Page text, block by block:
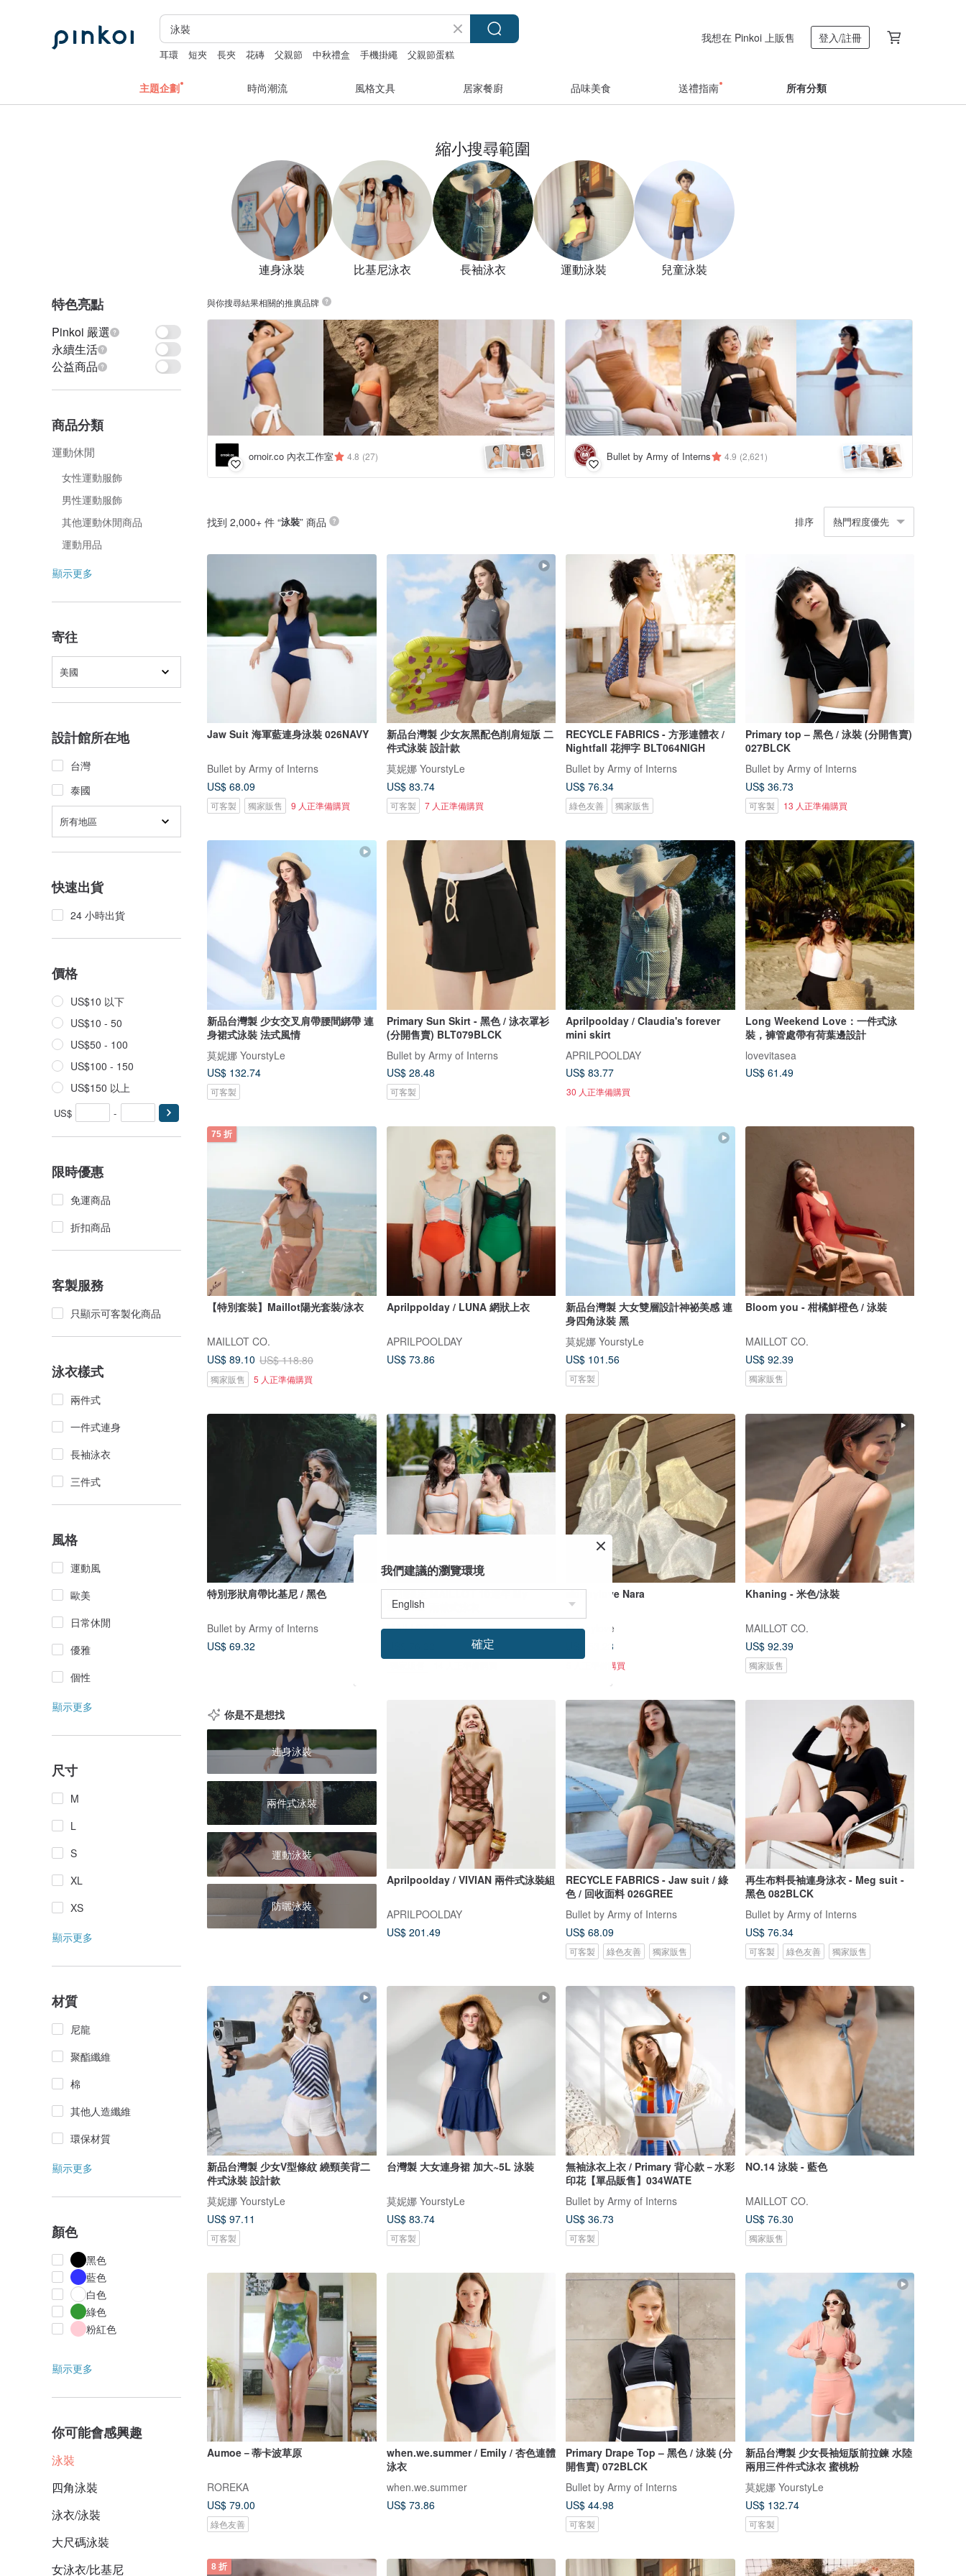
耳環 短夾 長夾 花磚 父親節 中秋禮盒 手機掛繩 父親節蛋糕
我想在 Pinkoi 上販售 登入/註冊
主題企劃 時尚潮流 風格文具 居家餐廚 品味美食 送禮指南 所有分類
縮小搜尋範圍
連身泳裝 比基尼泳衣 長袖泳衣 運動泳裝 兒童泳裝
特色亮點
Pinkoi 嚴選
永續生活
公益商品
商品分類
運動休閒
女性運動服飾
男性運動服飾
其他運動休閒商品
運動用品
顯示更多
寄往
美國
設計館所在地
台灣
泰國
所有地區
快速出貨
24 小時出貨
價格
US$10 以下
US$10 - 50
US$50 - 100
US$100 - 150
US$150 以上
US$ -
限時優惠
免運商品
折扣商品
客製服務
只顯示可客製化商品
泳衣樣式
兩件式
一件式連身
長袖泳衣
三件式
風格
運動風
歐美
日常休閒
優雅
個性
顯示更多
尺寸
M
L
S
XL
XS
顯示更多
材質
尼龍
聚酯纖維
棉
其他人造纖維
環保材質
顯示更多
顏色
黑色
藍色
白色
綠色
粉紅色
顯示更多
你可能會感興趣
泳裝
四角泳裝
泳衣/泳裝
大尺碼泳裝
女泳衣/比基尼
與你搜尋結果相關的推廣品牌
ornoir.co 內衣工作室 4.8 (27) +5 Bullet by Army of Interns 4.9 (2,621)
找到 2,000+ 件 “泳裝” 商品 排序 熱門程度優先
Jaw Suit 海軍藍連身泳裝 026NAVY
Bullet by Army of Interns
US$ 68.09
可客製 獨家販售 9 人正準備購買
新品台灣製 少女灰黑配色削肩短版 二
件式泳裝 設計款
莫妮娜 YourstyLe
US$ 83.74
可客製 7 人正準備購買
RECYCLE FABRICS - 方形連體衣 /
Nightfall 花押字 BLT064NIGH
Bullet by Army of Interns
US$ 76.34
綠色友善 獨家販售
Primary top – 黑色 / 泳裝 (分開售賣)
027BLCK
Bullet by Army of Interns
US$ 36.73
可客製 13 人正準備購買
新品台灣製 少女交叉肩帶腰間綁帶 連
身裙式泳裝 法式風情
莫妮娜 YourstyLe
US$ 132.74
可客製
Primary Sun Skirt - 黑色 / 泳衣罩衫
(分開售賣) BLT079BLCK
Bullet by Army of Interns
US$ 28.48
可客製
Aprilpoolday / Claudia's forever
mini skirt
APRILPOOLDAY
US$ 83.77
30 人正準備購買
Long Weekend Love：一件式泳
裝，褲管處帶有荷葉邊設計
lovevitasea
US$ 61.49
75 折
【特別套裝】Maillot陽光套裝/泳衣
MAILLOT CO.
US$ 89.10 US$ 118.80
獨家販售 5 人正準備購買
Aprilppolday / LUNA 網狀上衣
APRILPOOLDAY
US$ 73.86
新品台灣製 大女雙層設計神祕美感 連
身四角泳裝 黑
莫妮娜 YourstyLe
US$ 101.56
可客製
Bloom you - 柑橘鮮橙色 / 泳裝
MAILLOT CO.
US$ 92.39
獨家販售
特別形狀肩帶比基尼 / 黑色
Bullet by Army of Interns
US$ 69.32
特別限定 MAILLOT 10週年 My
Summer 兩截式泳衣
MAILLOT CO.
skinnylove Nara
Skinnylove
US$ 53.23
5 人正準備購買
Khaning - 米色/泳裝
MAILLOT CO.
US$ 92.39
獨家販售
你是不是想找
連身泳裝
兩件式泳裝
運動泳裝
防曬泳裝
Aprilpoolday / VIVIAN 兩件式泳裝組
APRILPOOLDAY
US$ 201.49
RECYCLE FABRICS - Jaw suit / 綠
色 / 回收面料 026GREE
Bullet by Army of Interns
US$ 68.09
可客製 綠色友善 獨家販售
再生布料長袖連身泳衣 - Meg suit -
黑色 082BLCK
Bullet by Army of Interns
US$ 76.34
可客製 綠色友善 獨家販售
新品台灣製 少女V型條紋 繞頸美背二
件式泳裝 設計款
莫妮娜 YourstyLe
US$ 97.11
可客製
台灣製 大女連身裙 加大~5L 泳裝
莫妮娜 YourstyLe
US$ 83.74
可客製
無袖泳衣上衣 / Primary 背心款－水彩
印花【單品販售】034WATE
Bullet by Army of Interns
US$ 36.73
可客製
NO.14 泳裝 - 藍色
MAILLOT CO.
US$ 76.30
獨家販售
Aumoe－蒂卡波草原
ROREKA
US$ 79.00
綠色友善
when.we.summer / Emily / 杏色連體
泳衣
when.we.summer
US$ 73.86
Primary Drape Top – 黑色 / 泳裝 (分
開售賣) 072BLCK
Bullet by Army of Interns
US$ 44.98
可客製
新品台灣製 少女長袖短版前拉鍊 水陸
兩用三件件式泳衣 蜜桃粉
莫妮娜 YourstyLe
US$ 132.74
可客製
8 折
我們建議的瀏覽環境
確定